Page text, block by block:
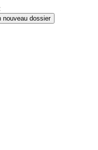
nouveau dossier